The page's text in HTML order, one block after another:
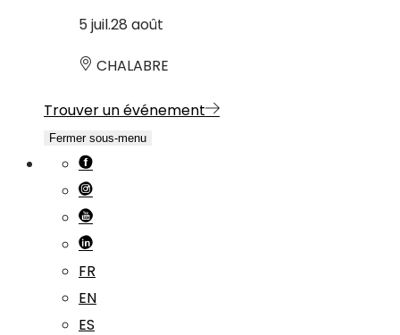
5 juil.28 août
CHALABRE
Trouver un événement
Fermer sous-menu
FR
EN
ES